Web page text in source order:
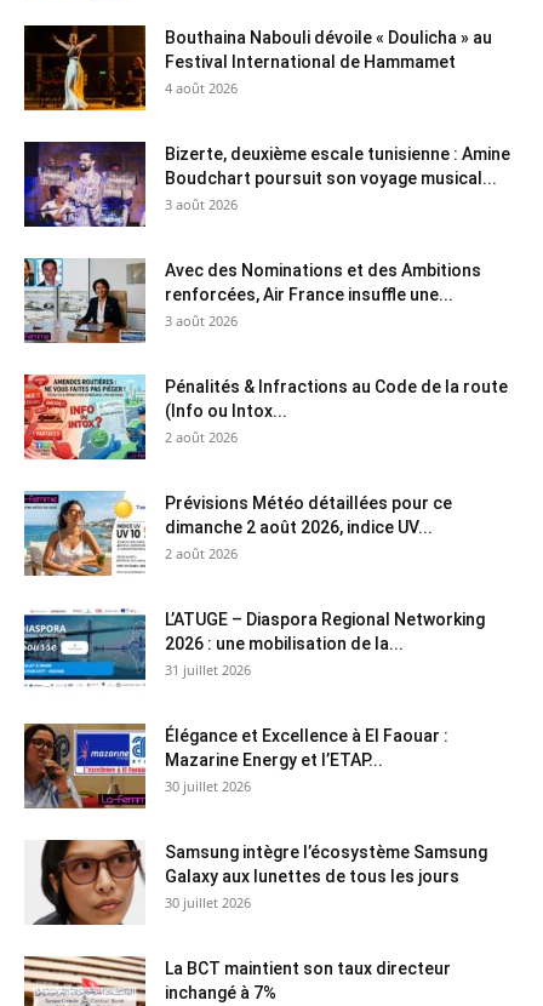
Bouthaina Nabouli dévoile « Doulicha » au
Festival International de Hammamet
4 août 2026
Bizerte, deuxième escale tunisienne : Amine
Boudchart poursuit son voyage musical...
3 août 2026
Avec des Nominations et des Ambitions
renforcées, Air France insuffle une...
3 août 2026
Pénalités & Infractions au Code de la route
(Info ou Intox...
2 août 2026
Prévisions Météo détaillées pour ce
dimanche 2 août 2026, indice UV...
2 août 2026
L’ATUGE – Diaspora Regional Networking
2026 : une mobilisation de la...
31 juillet 2026
Élégance et Excellence à El Faouar :
Mazarine Energy et l’ETAP...
30 juillet 2026
Samsung intègre l’écosystème Samsung
Galaxy aux lunettes de tous les jours
30 juillet 2026
La BCT maintient son taux directeur
inchangé à 7%